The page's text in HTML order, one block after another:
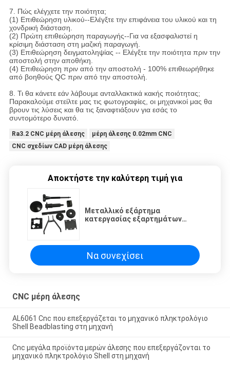
7. Πώς ελέγχετε την ποιότητα;
(1) Επιθεώρηση υλικού--Ελέγξτε την επιφάνεια του υλικού και τη
χονδρική διάσταση.
(2) Πρώτη επιθεώρηση παραγωγής--Για να εξασφαλιστεί η
κρίσιμη διάσταση στη μαζική παραγωγή.
(3) Επιθεώρηση δειγματοληψίας -- Ελέγξτε την ποιότητα πριν την
αποστολή στην αποθήκη.
(4) Επιθεώρηση πριν από την αποστολή - 100% επιθεωρήθηκε
από βοηθούς QC πριν από την αποστολή.
8. Τι θα κάνετε εάν λάβουμε ανταλλακτικά κακής ποιότητας;
Παρακαλούμε στείλτε μας τις φωτογραφίες, οι μηχανικοί μας θα
βρουν τις λύσεις και θα τις ξαναφτιάξουν για εσάς το
συντομότερο δυνατό.
Ra3.2 CNC μέρη άλεσης
μέρη άλεσης 0.02mm CNC
CNC σχεδίων CAD μέρη άλεσης
Αποκτήστε την καλύτερη τιμή για
Μεταλλικό εξάρτημα
κατεργασίας εξαρτημάτων
ακρίβειας Oem Κίνας
Να συνεχίσει
CNC μέρη άλεσης
AL6061 Cnc που επεξεργάζεται το μηχανικό πληκτρολόγιο
Shell Beadblasting στη μηχανή
Cnc μεγάλα προϊόντα μερών άλεσης που επεξεργάζονται το
μηχανικό πληκτρολόγιο Shell στη μηχανή